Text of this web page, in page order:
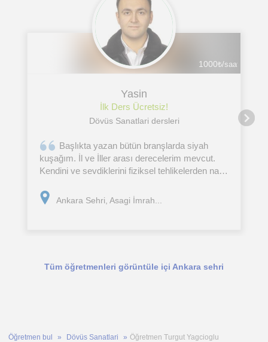
1000₺/saat
Yasin
İlk Ders Ücretsiz!
Dövüs Sanatlari dersleri
Başlıkta yazan bütün branşlarda siyah
kuşağım. İl ve İller arası derecelerim mevcut.
Kendini ve sevdiklerini fiziksel tehlikelerden nasıl
seviyede eğitim vermekten mutluluk duyarım.
Ankara Sehri, Asagi İmrah...
Tüm öğretmenleri görüntüle içi Ankara sehri
Öğretmen bul Dövüs Sanatlari Öğretmen Turgut Yagcioglu